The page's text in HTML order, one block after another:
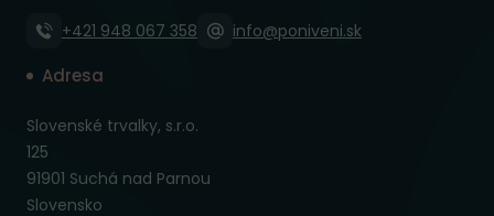
+421 948 067 358 info@poniveni.sk
Adresa
Slovenské trvalky, s.r.o.
125
91901 Suchá nad Parnou
Slovensko